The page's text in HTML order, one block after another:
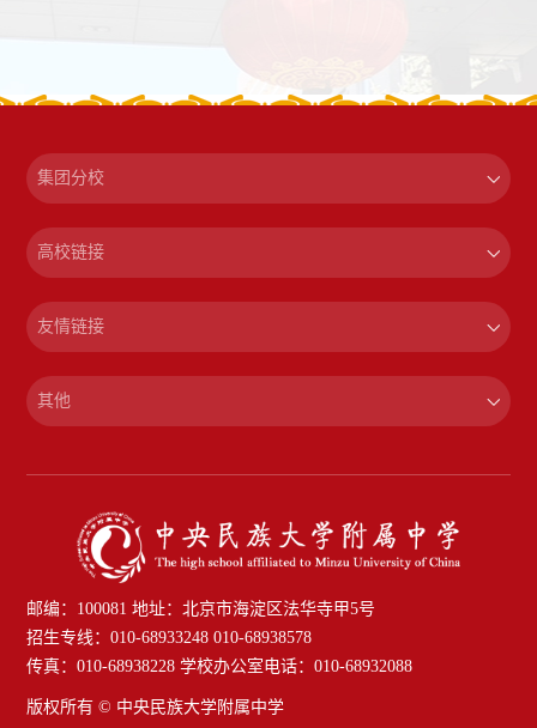
集团分校
高校链接
友情链接
其他
邮编：100081 地址：北京市海淀区法华寺甲5号
招生专线：010-68933248 010-68938578
传真：010-68938228 学校办公室电话：010-68932088
版权所有 © 中央民族大学附属中学